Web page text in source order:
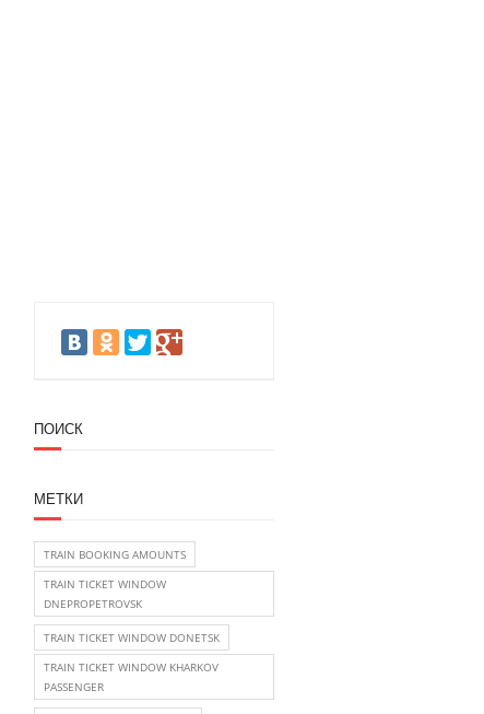
ПОИСК
МЕТКИ
TRAIN BOOKING AMOUNTS
TRAIN TICKET WINDOW
DNEPROPETROVSK
TRAIN TICKET WINDOW DONETSK
TRAIN TICKET WINDOW KHARKOV
PASSENGER